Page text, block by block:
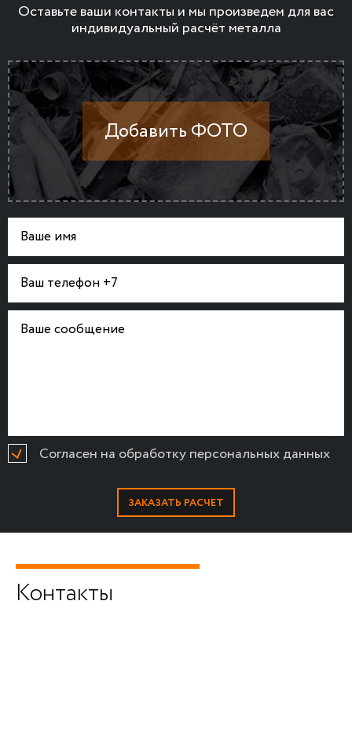
Оставьте ваши контакты и мы произведем для вас
индивидуальный расчёт металла
Согласен на обработку персональных данных
Контакты